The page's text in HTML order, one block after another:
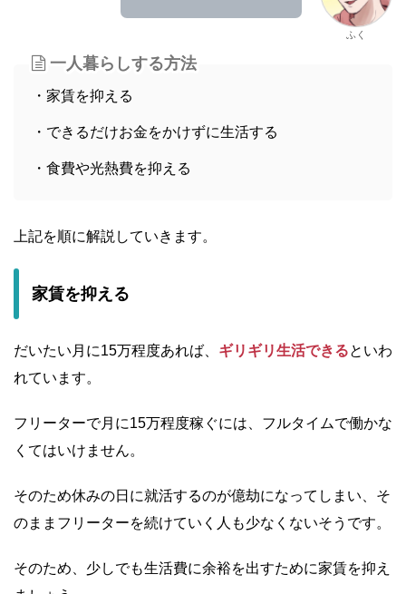
ふく
一人暮らしする方法
・家賃を抑える
・できるだけお金をかけずに生活する
・食費や光熱費を抑える
上記を順に解説していきます。
家賃を抑える
だいたい月に15万程度あれば、 ギリギリ生活できるといわ
れています。
フリーターで月に15万程度稼ぐには、フルタイムで働かな
くてはいけません。
そのため休みの日に就活するのが億劫になってしまい、そ
のままフリーターを続けていく人も少なくないそうです。
そのため、少しでも生活費に余裕を出すために家賃を抑え